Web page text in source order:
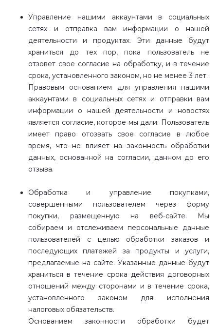
Управление нашими аккаунтами в социальных
сетях и отправка вам информации о нашей
деятельности и продуктах. Эти данные будут
храниться до тех пор, пока пользователь не
отзовет свое согласие на обработку, и в течение
срока, установленного законом, но не менее 3 лет.
Правовым основанием для управления нашими
аккаунтами в социальных сетях и отправки вам
информации о нашей деятельности и новостях
является согласие, которое мы дали. Пользователь
имеет право отозвать свое согласие в любое
время, что не влияет на законность обработки
данных, основанной на согласии, данном до его
отзыва.
Обработка и управление покупками,
совершенными пользователем через форму
покупки, размещенную на веб-сайте. Мы
собираем и отслеживаем персональные данные
пользователей с целью обработки заказов и
последующих платежей за продукты и услуги,
предлагаемые на сайте. Указанные данные будут
храниться в течение срока действия договорных
отношений между сторонами и в течение срока,
установленного законом для исполнения
налоговых обязательств.
Основанием законности обработки будет